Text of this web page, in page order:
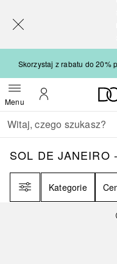
Skorzystaj z rabatu do 20%
MenuOtwórz menuMoje konto
Wracać
Wykonaj wyszukiwanie
SOL DE
SOL DE JANEIRO
Kategorie